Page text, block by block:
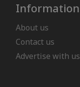
Information
About us
Contact us
Advertise with us